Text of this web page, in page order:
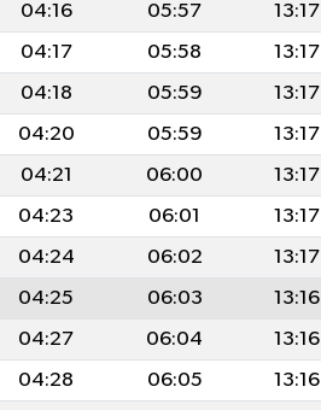
04:16 05:57 13:17
04:17 05:58 13:17
04:18 05:59 13:17
04:20 05:59 13:17
04:21 06:00 13:17
04:23 06:01 13:17
04:24 06:02 13:17
04:25 06:03 13:16
04:27 06:04 13:16
04:28 06:05 13:16